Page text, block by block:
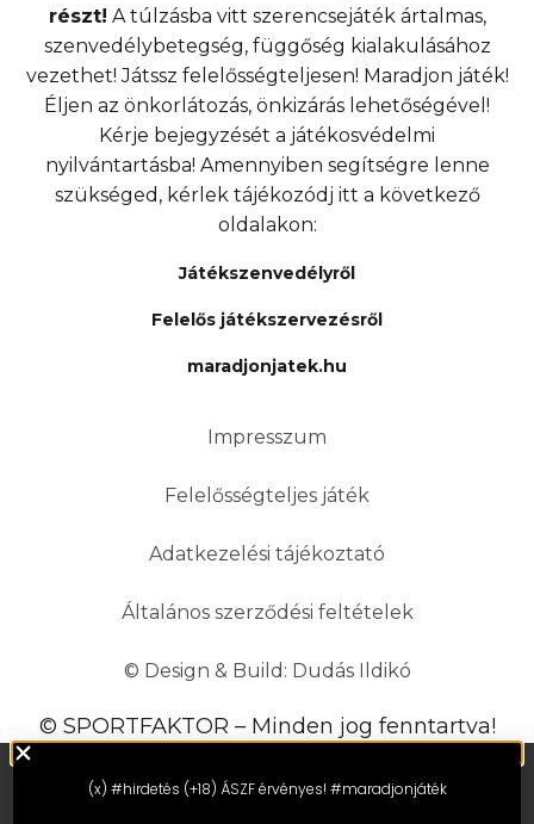
részt! A túlzásba vitt szerencsejáték ártalmas,
szenvedélybetegség, függőség kialakulásához
vezethet! Játssz felelősségteljesen! Maradjon játék!
Éljen az önkorlátozás, önkizárás lehetőségével!
Kérje bejegyzését a játékosvédelmi
nyilvántartásba! Amennyiben segítségre lenne
szükséged, kérlek tájékozódj itt a következő
oldalakon:
Játékszenvedélyről
Felelős játékszervezésről
maradjonjatek.hu
Impresszum
Felelősségteljes játék
Adatkezelési tájékoztató
Általános szerződési feltételek
© Design & Build: Dudás Ildikó
© SPORTFAKTOR – Minden jog fenntartva!
(x) #hirdetés (+18) ÁSZF érvényes! #maradjonjáték